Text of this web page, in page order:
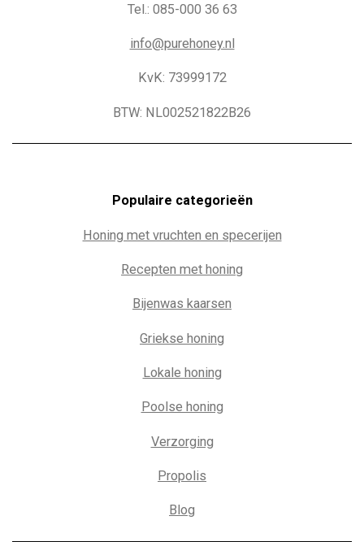
Tel.: 085-000 36 63
info@purehoney.nl
KvK: 73999172
BTW: NL002521822B26
Populaire categorieën
Honing met vruchten en specerijen
Recepten met honing
Bijenwas kaarsen
Griekse honing
Lokale honing
Poolse honing
Verzorging
Propolis
Blog